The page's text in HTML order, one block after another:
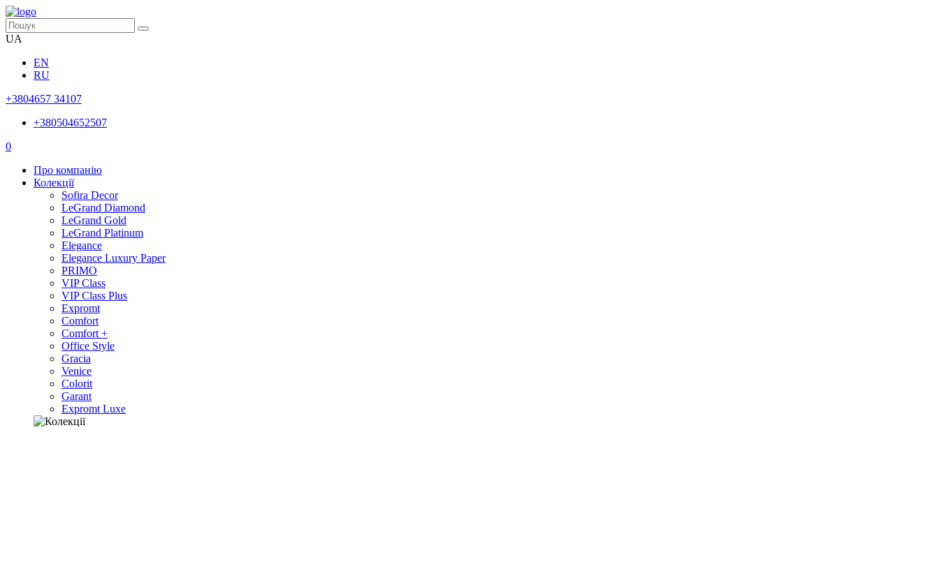
UA
EN
RU
+3804657 34107
+380504652507
0
Про компанію
Колекції
Sofira Decor
LeGrand Diamond
LeGrand Gold
LeGrand Platinum
Elegance
Elegance Luxury Paper
PRIMO
VIP Class
VIP Class Plus
Expromt
Comfort
Comfort +
Office Style
Gracia
Venice
Colorit
Garant
Expromt Luxe